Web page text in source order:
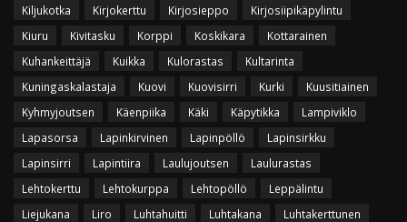
Kiljukotka
Kirjokerttu Kirjosieppo
Kirjosiipikäpylintu
Kiuru
Kivitasku Korppi Koskikara
Kottarainen
Kuhankeittäjä
Kuikka Kulorastas
Kultarinta
Kuningaskalastaja
Kuovi Kuovisirri Kurki
Kuusitiainen
Kyhmyjoutsen
Käenpiika Käki Käpytikka
Lampiviklo
Lapasorsa
Lapinkirvinen Lapinpöllö
Lapinsirkku
Lapinsirri
Lapintiira Laulujoutsen
Laulurastas
Lehtokerttu
Lehtokurppa Lehtopöllö
Leppälintu
Liejukana
Liro Luhtahuitti Luhtakana
Luhtakerttunen